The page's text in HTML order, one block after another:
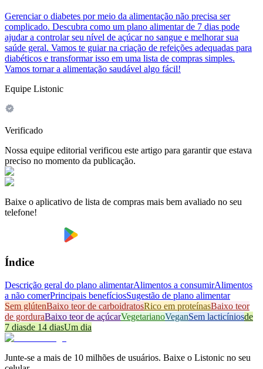
Gerenciar o diabetes por meio da alimentação não precisa ser
complicado. Descubra como um plano alimentar de 7 dias pode
ajudar a controlar seu nível de açúcar no sangue e melhorar sua
saúde geral. Vamos te guiar na criação de refeições adequadas para
diabéticos e transformar isso em uma lista de compras simples.
Vamos tornar a alimentação saudável algo fácil!
Equipe Listonic
Verificado
Nossa equipe editorial verificou este artigo para garantir que estava
preciso no momento da publicação.
Baixe o aplicativo de lista de compras mais bem avaliado no seu
telefone!
Índice
Descrição geral do plano alimentarAlimentos a consumirAlimentos
a não comerPrincipais benefíciosSugestão de plano alimentar
Sem glútenBaixo teor de carboidratosRico em proteínasBaixo teor
de gorduraBaixo teor de açúcarVegetarianoVeganSem lacticíniosde
7 diasde 14 diasUm dia
Junte-se a mais de 10 milhões de usuários. Baixe o Listonic no seu